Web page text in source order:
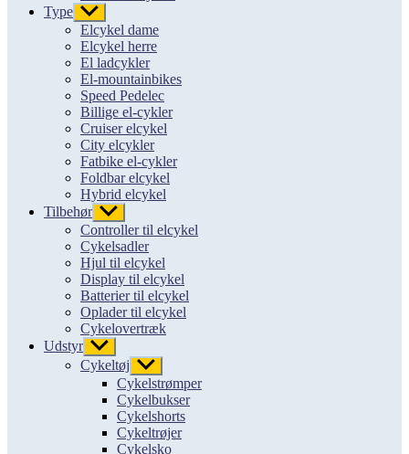
Type Vis
undermenu
Elcykel dame
Elcykel herre
El ladcykler
El-mountainbikes
Speed Pedelec
Billige el-cykler
Cruiser elcykel
City elcykler
Fatbike el-cykler
Foldbar elcykel
Hybrid elcykel
Tilbehør Vis
undermenu
Controller til elcykel
Cykelsadler
Hjul til elcykel
Display til elcykel
Batterier til elcykel
Oplader til elcykel
Cykelovertræk
Udstyr Vis
undermenu
Cykeltøj Vis
undermenu
Cykelstrømper
Cykelbukser
Cykelshorts
Cykeltrøjer
Cykelsko